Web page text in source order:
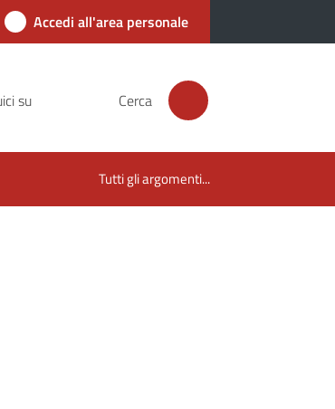
Accedi all'area personale
su Cerca
Tutti gli argomenti...